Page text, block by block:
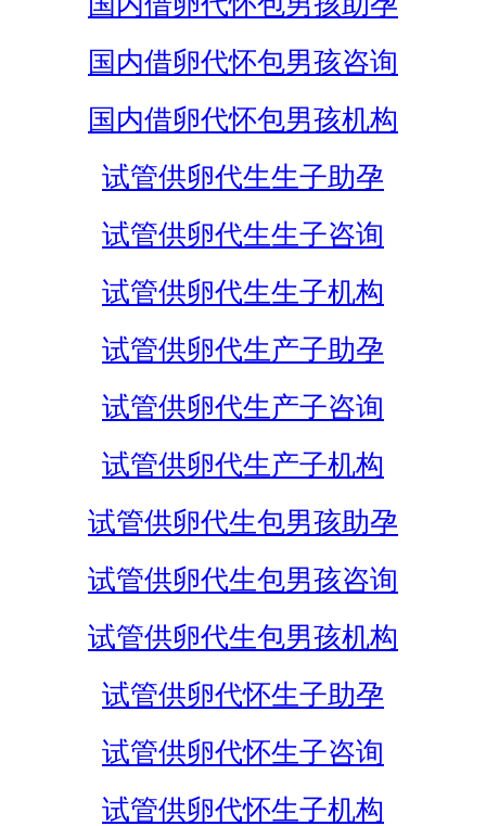
国内借卵代怀包男孩咨询
国内借卵代怀包男孩机构
试管供卵代生生子助孕
试管供卵代生生子咨询
试管供卵代生生子机构
试管供卵代生产子助孕
试管供卵代生产子咨询
试管供卵代生产子机构
试管供卵代生包男孩助孕
试管供卵代生包男孩咨询
试管供卵代生包男孩机构
试管供卵代怀生子助孕
试管供卵代怀生子咨询
试管供卵代怀生子机构